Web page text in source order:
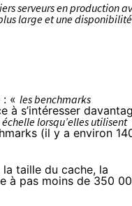
serveurs en production
large et une disponibilité
« les benchmarks
à s’intéresser
lorsqu’elles utilisent
(il y a environ
taille du cache, la
à pas moins de 350